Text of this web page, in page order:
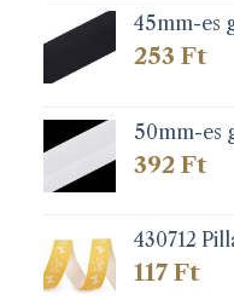
45mm-es
253 Ft
50mm-es
392 Ft
430712
117 Ft